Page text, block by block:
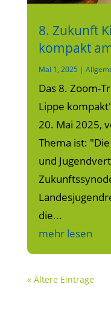
8. Zukunft
kompakt
Mai 1, 2025 |
Das 8. Zoom-
Lippe
20. Mai 2025,
Thema ist:
und
die...
mehr lesen
« Ältere Einträge